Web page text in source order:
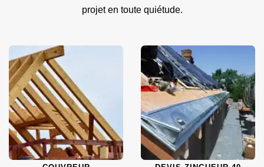
projet en toute quiétude.